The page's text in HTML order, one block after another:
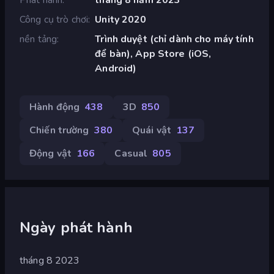
Công cụ trò chơi Unity 2020
nền tảng
Trình duyệt (chỉ dành cho máy tính
để bàn), App Store (iOS,
Android)
Hành động 438 3D 850
Chiến trường 380 Quái vật 137
Động vật 166 Casual 805
Ngày phát hành
tháng 8 2023